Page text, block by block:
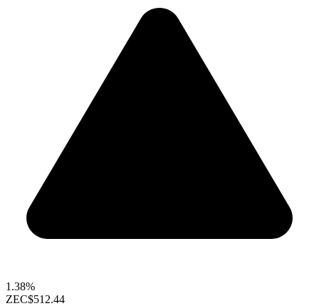
1.38%
ZEC$512.44